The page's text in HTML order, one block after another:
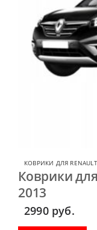
КОВРИКИ ДЛЯ RENAULT
Коврики
2013
2990 руб.